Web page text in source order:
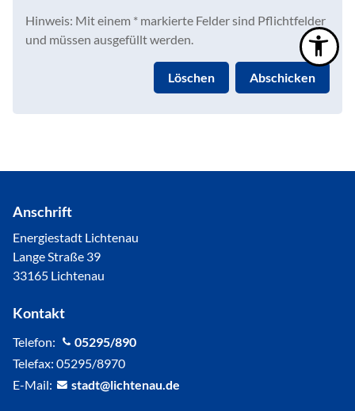
Hinweis: Mit einem * markierte Felder sind Pflichtfelder
und müssen ausgefüllt werden.
Löschen Abschicken
Anschrift
Energiestadt Lichtenau
Lange Straße 39
33165 Lichtenau
Kontakt
Telefon:
05295/890
Telefax: 05295/8970
E-Mail:
st dt l cht n d